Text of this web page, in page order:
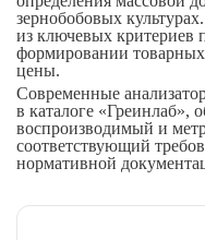
зернобобовых
из ключевых критериев
формировании товарных
цены.
Современные
в каталоге «Греинлаб»,
воспроизводимый и
соответствующий
нормативной